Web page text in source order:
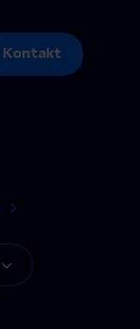
Kontakt
Kontakt